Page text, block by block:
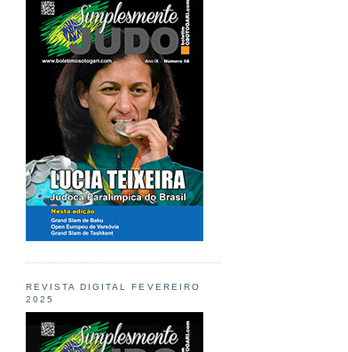
REVISTA DIGITAL FEVEREIRO
2025